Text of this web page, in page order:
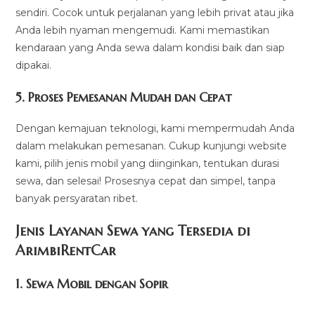
sendiri. Cocok untuk perjalanan yang lebih privat atau jika
Anda lebih nyaman mengemudi. Kami memastikan
kendaraan yang Anda sewa dalam kondisi baik dan siap
dipakai.
5.Proses Pemesanan Mudah dan Cepat
Dengan kemajuan teknologi, kami mempermudah Anda
dalam melakukan pemesanan. Cukup kunjungi website
kami, pilih jenis mobil yang diinginkan, tentukan durasi
sewa, dan selesai! Prosesnya cepat dan simpel, tanpa
banyak persyaratan ribet.
Jenis Layanan Sewa yang Tersedia di
ArimbiRentCar
1.Sewa Mobil dengan Sopir